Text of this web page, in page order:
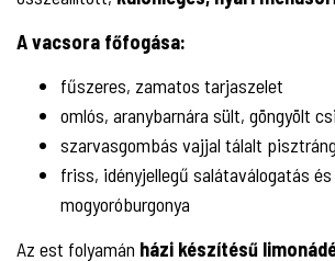
A vacsora főfogása:
fűszeres, zamatos tarjaszelet
omlós, aranybarnára sült, göngyölt
szarvasgombás vajjal tálalt
friss, idényjellegű salátaválogatás
mogyoróburgonya
Az est folyamán házi készítésű